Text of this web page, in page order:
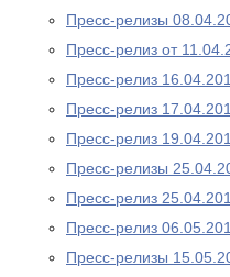
Пресс-релизы
Пресс-релиз от
Пресс-релиз
Пресс-релиз
Пресс-релиз
Пресс-релизы
Пресс-релиз
Пресс-релиз
Пресс-релизы